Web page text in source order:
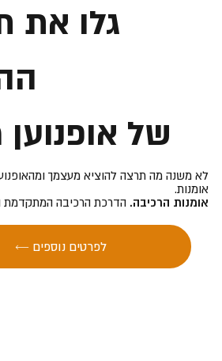
← לפרטים נוספים
גלו את
של אופנוען
לא משנה מה תרצה להוציא מעצמך
אומנות.
אומנות הרכיבה. הדרכת הרכיבה המתקדמת